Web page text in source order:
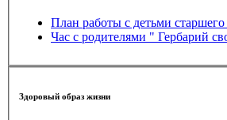
План работы с детьми старшего
Час с родителями " Гербарий
Здоровый образ жизни